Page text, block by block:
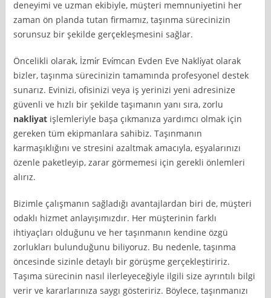
deneyimi ve uzman ekibiyle, müşteri memnuniyetini her
zaman ön planda tutan firmamız, taşınma sürecinizin
sorunsuz bir şekilde gerçekleşmesini sağlar.
Öncelikli olarak, İzmi̇r Evi̇mcan Evden Eve Nakli̇yat olarak
bizler, taşınma sürecinizin tamamında profesyonel destek
sunarız. Evinizi, ofisinizi veya iş yerinizi yeni adresinize
güvenli ve hızlı bir şekilde taşımanın yanı sıra, zorlu
nakliyat işlemleriyle başa çıkmanıza yardımcı olmak için
gereken tüm ekipmanlara sahibiz. Taşınmanın
karmaşıklığını ve stresini azaltmak amacıyla, eşyalarınızı
özenle paketleyip, zarar görmemesi için gerekli önlemleri
alırız.
Bizimle çalışmanın sağladığı avantajlardan biri de, müşteri
odaklı hizmet anlayışımızdır. Her müşterinin farklı
ihtiyaçları olduğunu ve her taşınmanın kendine özgü
zorlukları bulunduğunu biliyoruz. Bu nedenle, taşınma
öncesinde sizinle detaylı bir görüşme gerçekleştiririz.
Taşıma sürecinin nasıl ilerleyeceğiyle ilgili size ayrıntılı bilgi
verir ve kararlarınıza saygı gösteririz. Böylece, taşınmanızı